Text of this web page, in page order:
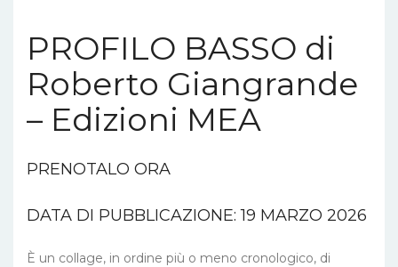
PROFILO BASSO di
Roberto Giangrande
– Edizioni MEA
PRENOTALO ORA
DATA DI PUBBLICAZIONE: 19 MARZO 2026
È un collage, in ordine più o meno cronologico, di